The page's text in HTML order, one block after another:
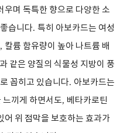
우며 독특한 향으로 다양한 소
습니다. 특히 아보카드는 여성
, 칼륨 함유량이 높아 나트륨 배
같은 양질의 식물성 지방이 풍
꼽히고 있습니다. 아보카드는
느끼게 하면서도, 베타카로틴
어 위 점막을 보호하는 효과가